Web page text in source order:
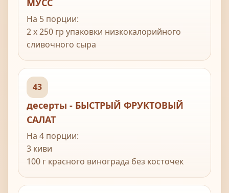
МУСС
На 5 порции:
2 х 250 гр упаковки низкокалорийного
сливочного сыра
1 лимон, только сок
250 гр замороженной малины
43
десерты - БЫСТРЫЙ ФРУКТОВЫЙ
САЛАТ
На 4 порции:
3 киви
100 г красного винограда без косточек
натуральный йогурт или фромаж фре